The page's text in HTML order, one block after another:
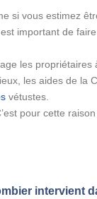
si vous estimez
important de
les propriétaires
les aides de la
vétustes.
pour cette
intervient